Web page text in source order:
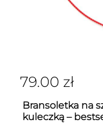
79.00 zł
Bransoletka na
kuleczką –